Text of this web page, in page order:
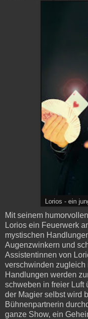
Lorios - ein
Mit seinem
Lorios ein Feuerwerk
mystischen
Augenzwinkern und
Assistentinnen von
verschwinden
Handlungen werden
schweben in freier Luft
der Magier selbst wird
Bühnenpartnerin
ganze Show, ein